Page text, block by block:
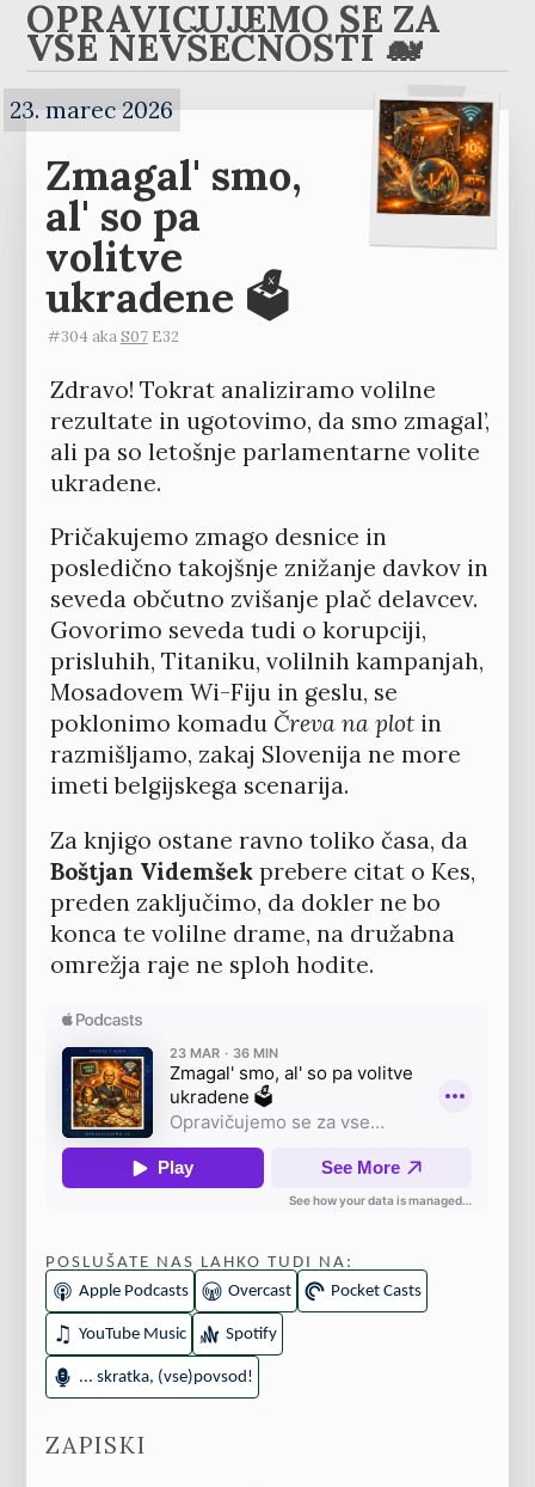
OPRAVIČUJEMO SE ZA
VSE NEVŠEČNOSTI 🐋
23. marec 2026
Zmagal' smo,
al' so pa
volitve
ukradene 🗳️
#304 akaS07E32
Zdravo! Tokrat analiziramo volilne
rezultate in ugotovimo, da smo zmagal’,
ali pa so letošnje parlamentarne volite
ukradene.
Pričakujemo zmago desnice in
posledično takojšnje znižanje davkov in
seveda občutno zvišanje plač delavcev.
Govorimo seveda tudi o korupciji,
prisluhih, Titaniku, volilnih kampanjah,
Mosadovem Wi-Fiju in geslu, se
poklonimo komadu Čreva na plotin
razmišljamo, zakaj Slovenija ne more
imeti belgijskega scenarija.
Za knjigo ostane ravno toliko časa, da
Boštjan Videmšekprebere citat o Kes,
preden zaključimo, da dokler ne bo
konca te volilne drame, na družabna
omrežja raje ne sploh hodite.
POSLUŠATE NAS LAHKO TUDI NA:
Apple Podcasts
Overcast Pocket Casts
YouTube Music Spotify
... skratka, (vse)povsod!
ZAPISKI